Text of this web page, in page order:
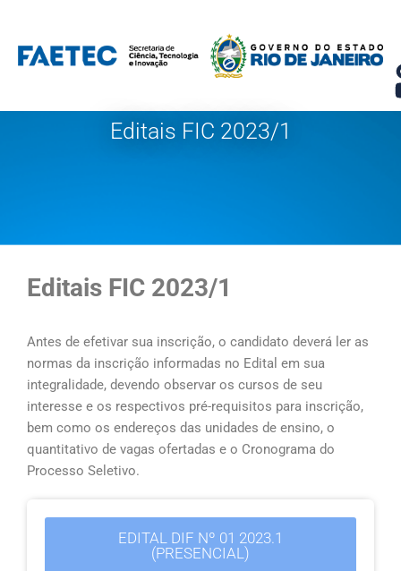
Pular
para
conteúdo
Editais FIC 2023/1
Editais FIC 2023/1
Antes de efetivar sua inscrição, o candidato deverá ler as
normas da inscrição informadas no Edital em sua
integralidade, devendo observar os cursos de seu
interesse e os respectivos pré-requisitos para inscrição,
bem como os endereços das unidades de ensino, o
quantitativo de vagas ofertadas e o Cronograma do
Processo Seletivo.
EDITAL DIF Nº 01 2023.1
(PRESENCIAL)